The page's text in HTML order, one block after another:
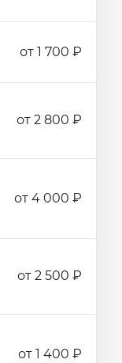
от 1 700 ₽
от 2 800 ₽
от 4 000 ₽
от 2 500 ₽
от 1 400 ₽